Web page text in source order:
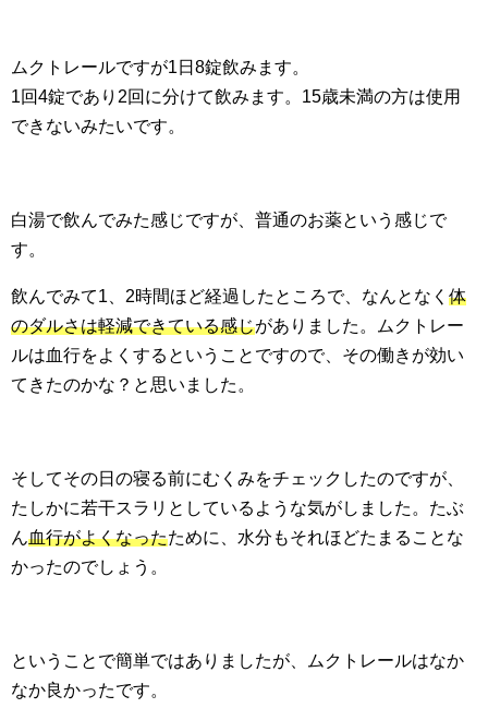
ムクトレールですが1日8錠飲みます。
1回4錠であり2回に分けて飲みます。15歳未満の方は使用
できないみたいです。
白湯で飲んでみた感じですが、普通のお薬という感じで
す。
飲んでみて1、2時間ほど経過したところで、なんとなく 体
のダルさは軽減できている感じがありました。ムクトレー
ルは血行をよくするということですので、その働きが効い
てきたのかな？と思いました。
そしてその日の寝る前にむくみをチェックしたのですが、
たしかに若干スラリとしているような気がしました。たぶ
ん血行がよくなったために、水分もそれほどたまることな
かったのでしょう。
ということで簡単ではありましたが、ムクトレールはなか
なか良かったです。